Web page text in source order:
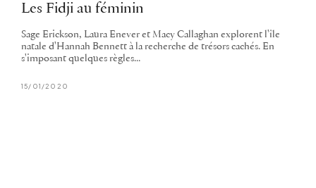
Les Fidji au féminin
Sage Erickson, Laura Enever et Macy Callaghan explorent l'île
natale d'Hannah Bennett à la recherche de trésors cachés. En
s'imposant quelques règles...
15/01/2020